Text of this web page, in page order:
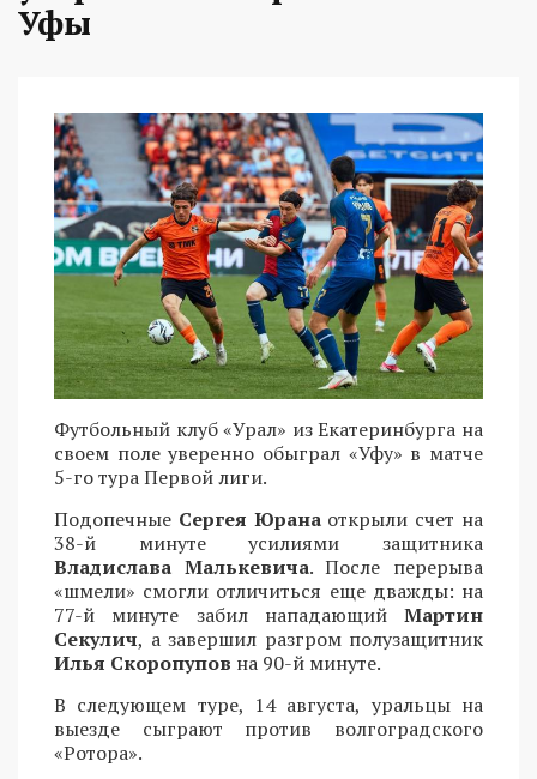
Уфы
Футбольный клуб «Урал» из Екатеринбурга на
своем поле уверенно обыграл «Уфу» в матче
5-го тура Первой лиги.
Подопечные Сергея Юрана открыли счет на
38-й минуте усилиями защитника
Владислава Малькевича. После перерыва
«шмели» смогли отличиться еще дважды: на
77-й минуте забил нападающий Мартин
Секулич, а завершил разгром полузащитник
Илья Скоропупов на 90-й минуте.
В следующем туре, 14 августа, уральцы на
выезде сыграют против волгоградского
«Ротора».